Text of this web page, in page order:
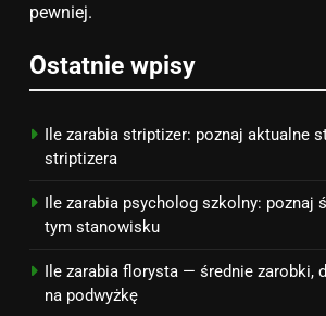
Jak
kosztuje i jak
PORADY
PRACA
pewniej.
Ostatnie wpisy
Ile zarabia striptizer: poznaj aktualne
striptizera
Ile zarabia psycholog szkolny: poznaj
tym stanowisku
Ile zarabia florysta — średnie zarobki,
na podwyżkę